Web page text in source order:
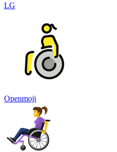
LG
Openmoji